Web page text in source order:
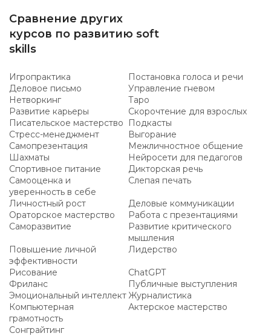
Сравнение других
курсов по развитию soft
skills
Игропрактика
Постановка голоса и речи
Деловое письмо
Управление гневом
Нетворкинг
Таро
Развитие карьеры
Скорочтение для взрослых
Писательское мастерство
Подкасты
Стресс-менеджмент
Выгорание
Самопрезентация
Межличностное общение
Шахматы
Нейросети для педагогов
Спортивное питание
Дикторская речь
Самооценка и
уверенность в себе
Слепая печать
Личностный рост
Деловые коммуникации
Ораторское мастерство
Работа с презентациями
Саморазвитие
Развитие критического
мышления
Повышение личной
эффективности
Лидерство
Рисование
ChatGPT
Фриланс
Публичные выступления
Эмоциональный интеллект Журналистика
Компьютерная
грамотность
Актерское мастерство
Сонграйтинг